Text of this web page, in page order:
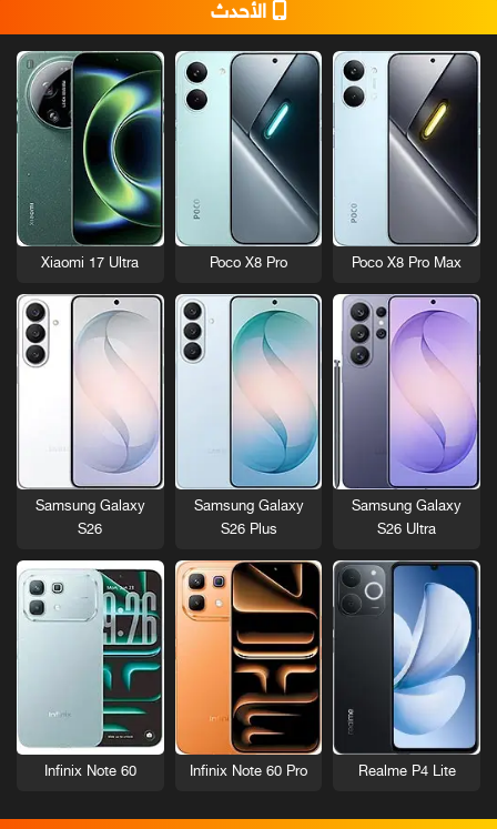
الأحدث
Poco X8 Pro Max
Poco X8 Pro
Xiaomi 17 Ultra
Samsung Galaxy
S26 Ultra
Samsung Galaxy
S26 Plus
Samsung Galaxy
S26
Realme P4 Lite
Infinix Note 60 Pro
Infinix Note 60